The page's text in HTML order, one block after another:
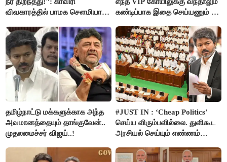
விவகாரத்தில் பாமக சௌமியா
கண்டிப்பாக இதை செய்யணும் -
தமிழ்நாட்டு மக்களுக்காக அந்த
அவமானத்தையும் தாங்குவேன்..
முதலமைச்சர் விஜய்..!
#JUST IN : ‘Cheap Politics’
செய்ய விரும்பவில்லை. துளிகூட
அரசியல் செய்யும் எண்ணம்
விஜய் பதில்!